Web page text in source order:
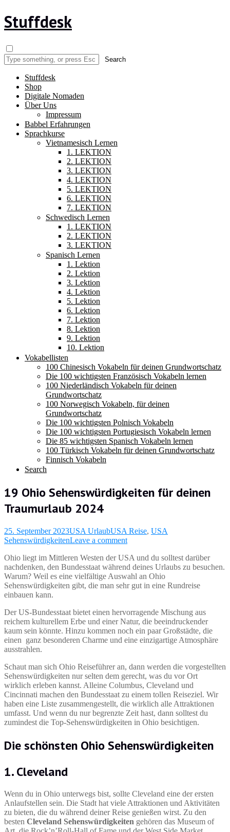
Stuffdesk
Stuffdesk
Shop
Digitale Nomaden
Über Uns
Impressum
Babbel Erfahrungen
Sprachkurse
Vietnamesisch Lernen
1. LEKTION
2. LEKTION
3. LEKTION
4. LEKTION
5. LEKTION
6. LEKTION
7. LEKTION
Schwedisch Lernen
1. LEKTION
2. LEKTION
3. LEKTION
Spanisch Lernen
1. Lektion
2. Lektion
3. Lektion
4. Lektion
5. Lektion
6. Lektion
7. Lektion
8. Lektion
9. Lektion
10. Lektion
Vokabellisten
100 Chinesisch Vokabeln für deinen Grundwortschatz
Die 100 wichtigsten Französisch Vokabeln lernen
100 Niederländisch Vokabeln für deinen
Grundwortschatz
100 Norwegisch Vokabeln, für deinen
Grundwortschatz
Die 100 wichtigsten Polnisch Vokabeln
Die 100 wichtigsten Portugiesisch Vokabeln lernen
Die 85 wichtigsten Spanisch Vokabeln lernen
100 Türkisch Vokabeln für deinen Grundwortschatz
Finnisch Vokabeln
Search
19 Ohio Sehenswürdigkeiten für deinen
Traumurlaub 2024
25. September 2023USA UrlaubUSA Reise, USA
SehenswürdigkeitenLeave a comment
Ohio liegt im Mittleren Westen der USA und du solltest darüber
nachdenken, den Bundesstaat während deines Urlaubs zu besuchen.
Warum? Weil es eine vielfältige Auswahl an Ohio
Sehenswürdigkeiten gibt, die man sehr gut in eine Rundreise
einbauen kann.
Der US-Bundesstaat bietet einen hervorragende Mischung aus
reichem kulturellem Erbe und einer Natur, die beeindruckender
kaum sein könnte. Hinzu kommen noch ein paar Großstädte, die
einen ganz besonderen Charme und eine einzigartige Atmosphäre
ausstrahlen.
Schaut man sich Ohio Reiseführer an, dann werden die vorgestellten
Sehenswürdigkeiten nur selten dem gerecht, was du vor Ort
wirklich erleben kannst. Alleine Columbus, Cleveland und
Cincinnati machen den Bundesstaat zu einem tollen Reiseziel. Wir
haben eine Liste zusammengestellt, die wirklich alle Attraktionen
umfasst. Und wenn du nur begrenzte Zeit hast, dann solltest du
zumindest die Top-Sehenswürdigkeiten in Ohio besichtigen.
Die schönsten Ohio Sehenswürdigkeiten
1. Cleveland
Wenn du in Ohio unterwegs bist, sollte Cleveland eine der ersten
Anlaufstellen sein. Die Stadt hat viele Attraktionen und Aktivitäten
zu bieten, die du während deiner Reise genießen wirst. Zu den
besten Cleveland Sehenswürdigkeiten gehören das Museum of